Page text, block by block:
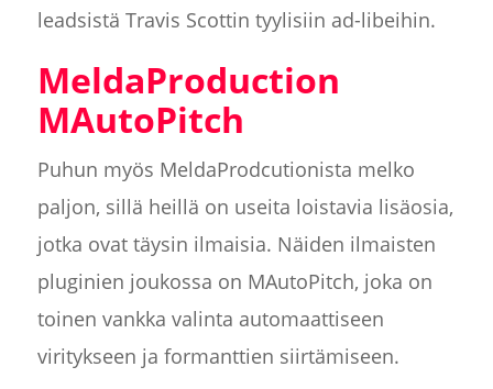
leadsistä Travis Scottin tyylisiin ad-libeihin.
MeldaProduction
MAutoPitch
Puhun myös MeldaProdcutionista melko
paljon, sillä heillä on useita loistavia lisäosia,
jotka ovat täysin ilmaisia. Näiden ilmaisten
pluginien joukossa on MAutoPitch, joka on
toinen vankka valinta automaattiseen
viritykseen ja formanttien siirtämiseen.